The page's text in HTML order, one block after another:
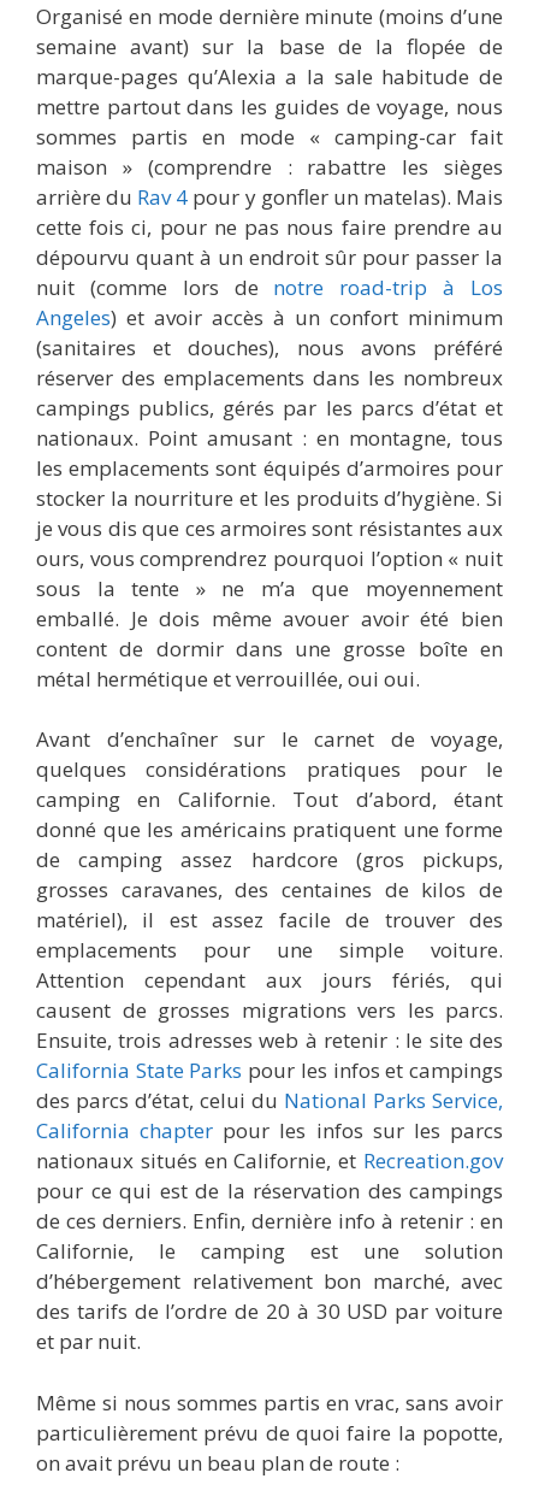
Organisé en mode dernière minute (moins d’une
semaine avant) sur la base de la flopée de
marque-pages qu’Alexia a la sale habitude de
mettre partout dans les guides de voyage, nous
sommes partis en mode « camping-car fait
maison » (comprendre : rabattre les sièges
arrière du Rav 4 pour y gonfler un matelas). Mais
cette fois ci, pour ne pas nous faire prendre au
dépourvu quant à un endroit sûr pour passer la
nuit (comme lors de notre road-trip à Los
Angeles) et avoir accès à un confort minimum
(sanitaires et douches), nous avons préféré
réserver des emplacements dans les nombreux
campings publics, gérés par les parcs d’état et
nationaux. Point amusant : en montagne, tous
les emplacements sont équipés d’armoires pour
stocker la nourriture et les produits d’hygiène. Si
je vous dis que ces armoires sont résistantes aux
ours, vous comprendrez pourquoi l’option « nuit
sous la tente » ne m’a que moyennement
emballé. Je dois même avouer avoir été bien
content de dormir dans une grosse boîte en
métal hermétique et verrouillée, oui oui.
Avant d’enchaîner sur le carnet de voyage,
quelques considérations pratiques pour le
camping en Californie. Tout d’abord, étant
donné que les américains pratiquent une forme
de camping assez hardcore (gros pickups,
grosses caravanes, des centaines de kilos de
matériel), il est assez facile de trouver des
emplacements pour une simple voiture.
Attention cependant aux jours fériés, qui
causent de grosses migrations vers les parcs.
Ensuite, trois adresses web à retenir : le site des
California State Parks pour les infos et campings
des parcs d’état, celui du National Parks Service,
California chapter pour les infos sur les parcs
nationaux situés en Californie, et Recreation.gov
pour ce qui est de la réservation des campings
de ces derniers. Enfin, dernière info à retenir : en
Californie, le camping est une solution
d’hébergement relativement bon marché, avec
des tarifs de l’ordre de 20 à 30 USD par voiture
et par nuit.
Même si nous sommes partis en vrac, sans avoir
particulièrement prévu de quoi faire la popotte,
on avait prévu un beau plan de route :